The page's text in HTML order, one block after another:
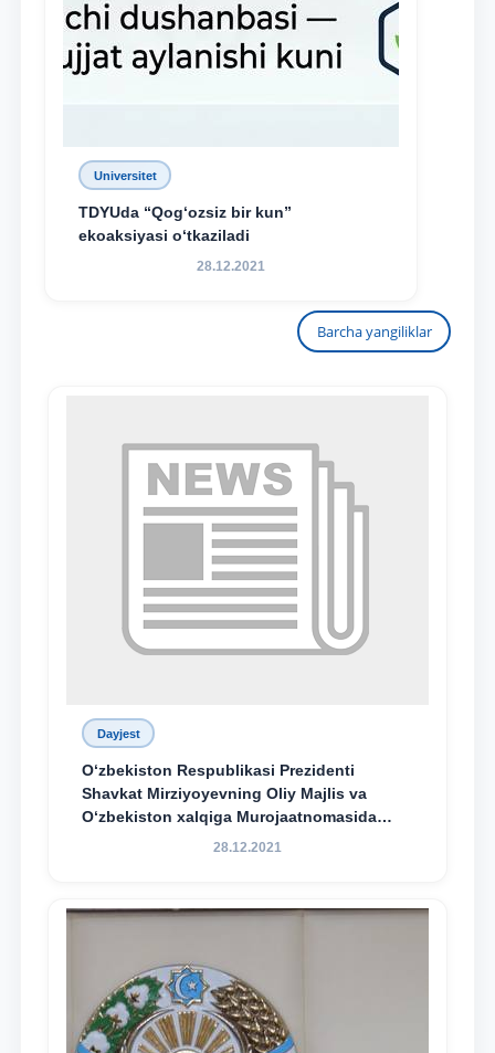
Universitet
TDYUda “Qog‘ozsiz bir kun”
ekoaksiyasi o‘tkaziladi
28.12.2021
Barcha yangiliklar
Dayjest
O‘zbekiston Respublikasi Prezidenti
Shavkat Mirziyoyevning Oliy Majlis va
O‘zbekiston xalqiga Murojaatnomasida
belgilangan vazifalar mazmun-mohiyatini
dayjesti
28.12.2021